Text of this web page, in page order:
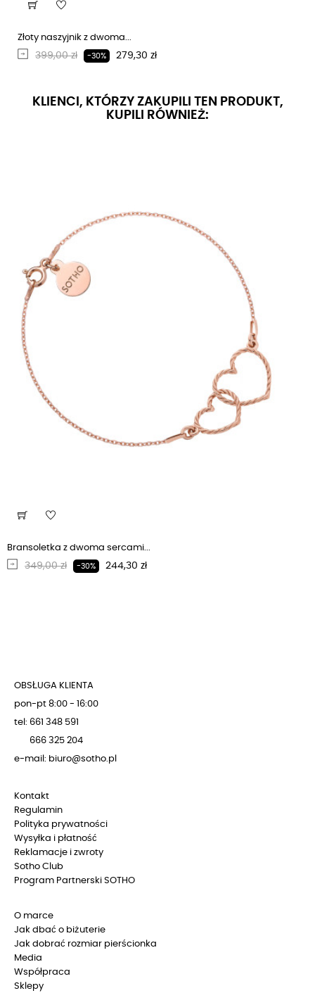
Złoty naszyjnik z dwoma...
Regularna cena
399,00 zł -30% Cena
279,30 zł
KLIENCI, KTÓRZY ZAKUPILI TEN PRODUKT,
KUPILI RÓWNIEŻ:
Bransoletka z dwoma sercami...
Regularna cena
349,00 zł -30% Cena
244,30 zł
OBSŁUGA KLIENTA
pon-pt 8:00 - 16:00
tel: 661 348 591
666 325 204
e-mail: biuro@sotho.pl
Kontakt
Regulamin
Polityka prywatności
Wysyłka i płatność
Reklamacje i zwroty
Sotho Club
Program Partnerski SOTHO
O marce
Jak dbać o biżuterie
Jak dobrać rozmiar pierścionka
Media
Współpraca
Sklepy